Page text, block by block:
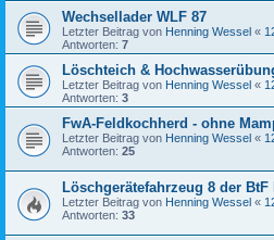
Wechsellader WLF 87
Letzter Beitrag von Henning Wessel «
Antworten: 7
Löschteich &
Letzter Beitrag von Henning Wessel «
Antworten: 3
FwA-Feldkochherd - ohne
Letzter Beitrag von Henning Wessel «
Antworten: 25
Löschgerätefahrzeug 8 der
Letzter Beitrag von Henning Wessel «
Antworten: 33